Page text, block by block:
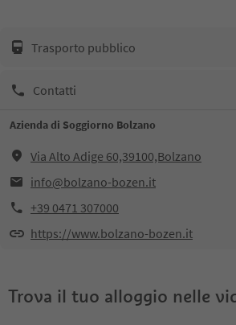
Trasporto pubblico
Contatti
Azienda di Soggiorno Bolzano
Via Alto Adige 60,39100,Bolzano
info@bolzano-bozen.it
+39 0471 307000
https://www.bolzano-bozen.it
Trova il tuo alloggio nelle